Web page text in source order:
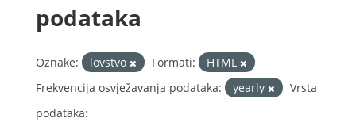
podataka
Oznake: lovstvo Formati:
HTML
Frekvencija osvježavanja podataka:
yearly
Vrsta
podataka: